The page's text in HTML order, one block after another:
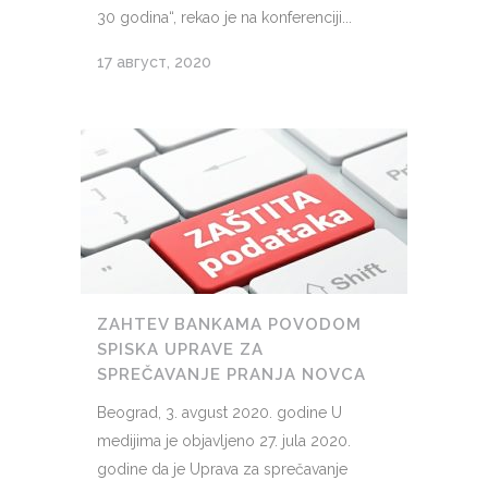
30 godina“, rekao je na konferenciji...
17 август, 2020
ZAHTEV BANKAMA POVODOM
SPISKA UPRAVE ZA
SPREČAVANJE PRANJA NOVCA
Beograd, 3. avgust 2020. godine U
medijima je objavljeno 27. jula 2020.
godine da je Uprava za sprečavanje